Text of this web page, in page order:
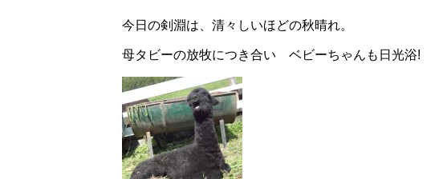
今日の剣淵は、清々しいほどの秋晴れ。
母タビーの放牧につき合い ベビーちゃんも日光浴!